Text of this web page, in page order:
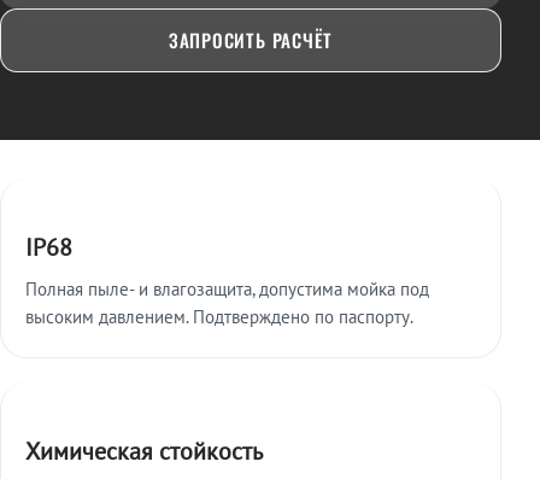
ЗАПРОСИТЬ РАСЧЁТ
IP68
Полная пыле- и влагозащита, допустима мойка под
высоким давлением. Подтверждено по паспорту.
Химическая стойкость